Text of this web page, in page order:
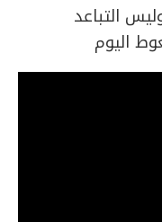
التباعد
اليوم